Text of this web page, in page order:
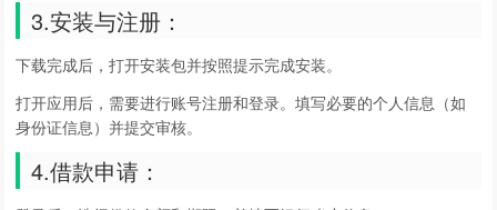
3.安装与注册：
下载完成后，打开安装包并按照提示完成安装。
打开应用后，需要进行账号注册和登录。填写必要的个人信息（如
身份证信息）并提交审核。
4.借款申请：